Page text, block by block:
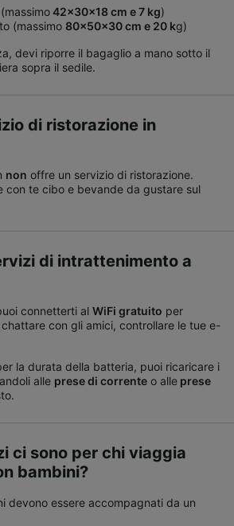
42x30x18 cm e 7 kg)
(massimo 80x50x30 cm e 20 kg)
devi riporre il bagaglio a mano sotto il
sopra il sedile.
di ristorazione in
non offre un servizio di ristorazione.
con te cibo e bevande da gustare sul
di intrattenimento a
connetterti al WiFi gratuito per
con gli amici, controllare le tue e-
la durata della batteria, puoi ricaricare i
alle prese di corrente o alle prese
ci sono per chi viaggia
bambini?
devono essere accompagnati da un